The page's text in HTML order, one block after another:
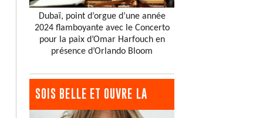
Dubaï, point d’orgue d’une année
2024 flamboyante avec le Concerto
pour la paix d’Omar Harfouch en
présence d’Orlando Bloom
SOIS BELLE ET OUVRE LA